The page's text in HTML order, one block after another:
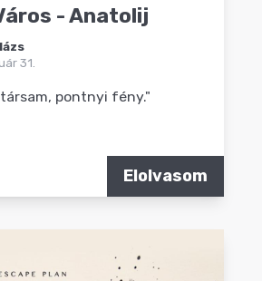
- Anatolij
31.
pontnyi fény."
Elolvasom